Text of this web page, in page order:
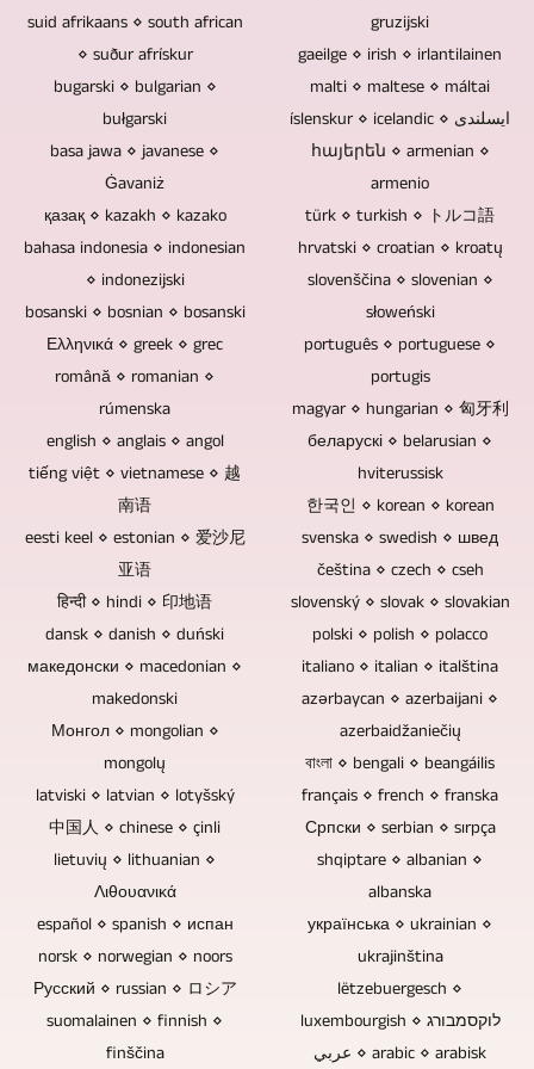
UHDTV2
კამერის
მხოლოდ
ადამიანს
შეუძლია.
მოვლენის
სრულად
ჩაწერა
ერთ
მოვამზადოთ
სატელევიზიო
რეპორტაჟები
და
ვიდეო
რეპორტაჟები
ყველა
სახის
თემაზე.
რამდენად
არის
საჭირო
კამერების
დისტანციურად
მართვა,
დამოკიდებულია
არის
ღონისძიება
აუდიტორიასთან.
ინტერვიუები,
საუბრები
დისკუსიის
რაუნდები
ჩაწერილია
აუდიტორიის
გარეშე,
არის
საჭირო
ძრავის
პანელის
დახრილობა.
შექმნილია
ინტეგრირებულია
ვიდეოს
მონტაჟის
გსურთ,
რომ
მასალა
ინტეგრირებული
თქვენგან
სხვა
წყაროებიდან,
გთხოვთ,
ეს.
აუდიო
სიმღერები
კონცერტის
ჩანაწერებიდან
ასევე
შესაძლებელია
რემიქსი
რემასტერირება.
სამუდამოდ.
დისკები,
შეიცავს
ელექტრონულ
კომპონენტებს,
რომლებიც
შეიძლება
გახდეს
წერტილი
გამოიწვიოს
მონაცემთა
დაკარგვა.
დისკები,
იდეალურია
ვიდეოების
გასაყიდად,
გადაცემისთვის
suid afrikaans ⋄ south african
⋄ suður afrískur
bugarski ⋄ bulgarian ⋄
bułgarski
basa jawa ⋄ javanese ⋄
Ġavaniż
қазақ ⋄ kazakh ⋄ kazako
bahasa indonesia ⋄ indonesian
⋄ indonezijski
bosanski ⋄ bosnian ⋄ bosanski
Ελληνικά ⋄ greek ⋄ grec
română ⋄ romanian ⋄
rúmenska
english ⋄ anglais ⋄ angol
tiếng việt ⋄ vietnamese ⋄ 越
南语
eesti keel ⋄ estonian ⋄ 爱沙尼
亚语
हिन्दी ⋄ hindi ⋄ 印地语
dansk ⋄ danish ⋄ duński
македонски ⋄ macedonian ⋄
makedonski
Монгол ⋄ mongolian ⋄
mongolų
latviski ⋄ latvian ⋄ lotyšský
中国人 ⋄ chinese ⋄ çinli
lietuvių ⋄ lithuanian ⋄
Λιθουανικά
español ⋄ spanish ⋄ испан
norsk ⋄ norwegian ⋄ noors
Русский ⋄ russian ⋄ ロシア
suomalainen ⋄ finnish ⋄
finščina
gruzijski
gaeilge ⋄ irish ⋄ irlantilainen
malti ⋄ maltese ⋄ máltai
íslenskur ⋄ icelandic ⋄ ایسلندی
հայերեն ⋄ armenian ⋄
armenio
türk ⋄ turkish ⋄ トルコ語
hrvatski ⋄ croatian ⋄ kroatų
slovenščina ⋄ slovenian ⋄
słoweński
português ⋄ portuguese ⋄
portugis
magyar ⋄ hungarian ⋄ 匈牙利
беларускі ⋄ belarusian ⋄
hviterussisk
한국인 ⋄ korean ⋄ korean
svenska ⋄ swedish ⋄ швед
čeština ⋄ czech ⋄ cseh
slovenský ⋄ slovak ⋄ slovakian
polski ⋄ polish ⋄ polacco
italiano ⋄ italian ⋄ italština
azərbaycan ⋄ azerbaijani ⋄
azerbaidžaniečių
বাংলা ⋄ bengali ⋄ beangáilis
français ⋄ french ⋄ franska
Српски ⋄ serbian ⋄ sırpça
shqiptare ⋄ albanian ⋄
albanska
українська ⋄ ukrainian ⋄
ukrajinština
lëtzebuergesch ⋄
luxembourgish ⋄ לוקסמבורג
عربي ⋄ arabic ⋄ arabisk